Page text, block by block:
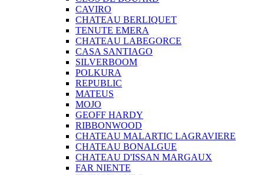
CAVIRO
CHATEAU BERLIQUET
TENUTE EMERA
CHATEAU LABEGORCE
CASA SANTIAGO
SILVERBOOM
POLKURA
REPUBLIC
MATEUS
MOJO
GEOFF HARDY
RIBBONWOOD
CHATEAU MALARTIC LAGRAVIERE
CHATEAU BONALGUE
CHATEAU D'ISSAN MARGAUX
FAR NIENTE